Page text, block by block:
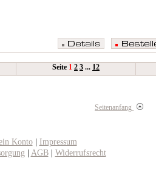
Seite 1 2 3 ... 12
Seitenanfang
Konto| Impressum
| AGB| Widerrufsrecht